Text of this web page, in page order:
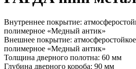
Внутреннее покрытие:
полимерное «Медный антик»
Внешнее покрытие:
полимерное «Медный антик»
Толщина дверного полотна: 60 мм
Глубина дверного короба: 90 мм